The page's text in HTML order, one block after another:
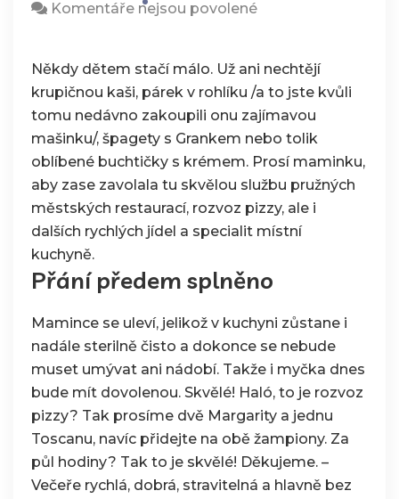
Komentáře nejsou povolenéu
názvem
Maminko,
zavolej
zase
toho
kurýra
s
jídlem
Někdy dětem stačí málo. Už ani nechtějí
krupičnou kaši, párek v rohlíku /a to jste kvůli
tomu nedávno zakoupili onu zajímavou
mašinku/, špagety s Grankem nebo tolik
oblíbené buchtičky s krémem. Prosí maminku,
aby zase zavolala tu skvělou službu pružných
městských restaurací, rozvoz pizzy, ale i
dalších rychlých jídel a specialit místní
kuchyně.
Přání předem splněno
Mamince se uleví, jelikož v kuchyni zůstane i
nadále sterilně čisto a dokonce se nebude
muset umývat ani nádobí. Takže i myčka dnes
bude mít dovolenou. Skvělé! Haló, to je rozvoz
pizzy? Tak prosíme dvě Margarity a jednu
Toscanu, navíc přidejte na obě žampiony. Za
půl hodiny? Tak to je skvělé! Děkujeme. –
Večeře rychlá, dobrá, stravitelná a hlavně bez